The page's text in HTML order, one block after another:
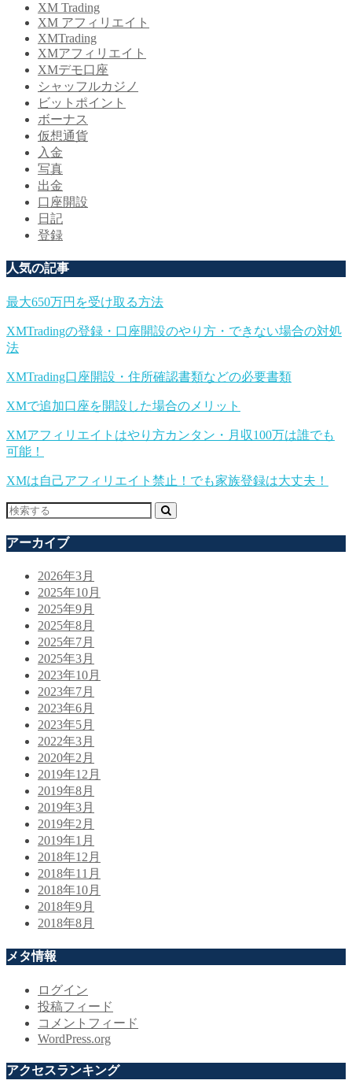
XM Trading
XM アフィリエイト
XMTrading
XMアフィリエイト
XMデモ口座
シャッフルカジノ
ビットポイント
ボーナス
仮想通貨
入金
写真
出金
口座開設
日記
登録
人気の記事
最大650万円を受け取る方法
XMTradingの登録・口座開設のやり方・できない場合の対処
法
XMTrading口座開設・住所確認書類などの必要書類
XMで追加口座を開設した場合のメリット
XMアフィリエイトはやり方カンタン・月収100万は誰でも
可能！
XMは自己アフィリエイト禁止！でも家族登録は大丈夫！
アーカイブ
2026年3月
2025年10月
2025年9月
2025年8月
2025年7月
2025年3月
2023年10月
2023年7月
2023年6月
2023年5月
2022年3月
2020年2月
2019年12月
2019年8月
2019年3月
2019年2月
2019年1月
2018年12月
2018年11月
2018年10月
2018年9月
2018年8月
メタ情報
ログイン
投稿フィード
コメントフィード
WordPress.org
アクセスランキング